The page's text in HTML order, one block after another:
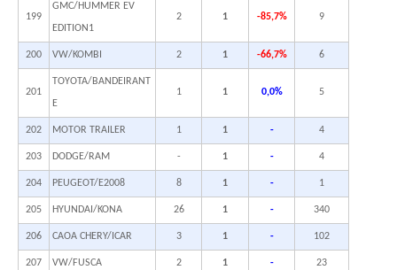
199
GMC/HUMMER EV
EDITION1
2 1 -85,7% 9
200 VW/KOMBI 2 1 -66,7% 6
201
TOYOTA/BANDEIRANT
E
1 1 0,0% 5
202 MOTOR TRAILER 1 1 - 4
203 DODGE/RAM - 1 - 4
204 PEUGEOT/E2008 8 1 - 1
205 HYUNDAI/KONA 26 1 - 340
206 CAOA CHERY/ICAR 3 1 - 102
207 VW/FUSCA 2 1 - 23